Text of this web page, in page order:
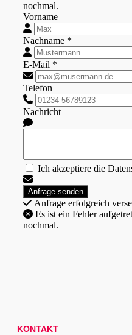
nochmal.
Vorname
Nachname *
E-Mail *
Telefon
Nachricht
Ich akzeptiere die
Anfrage erfolgreich
nochmal.
KONTAKT